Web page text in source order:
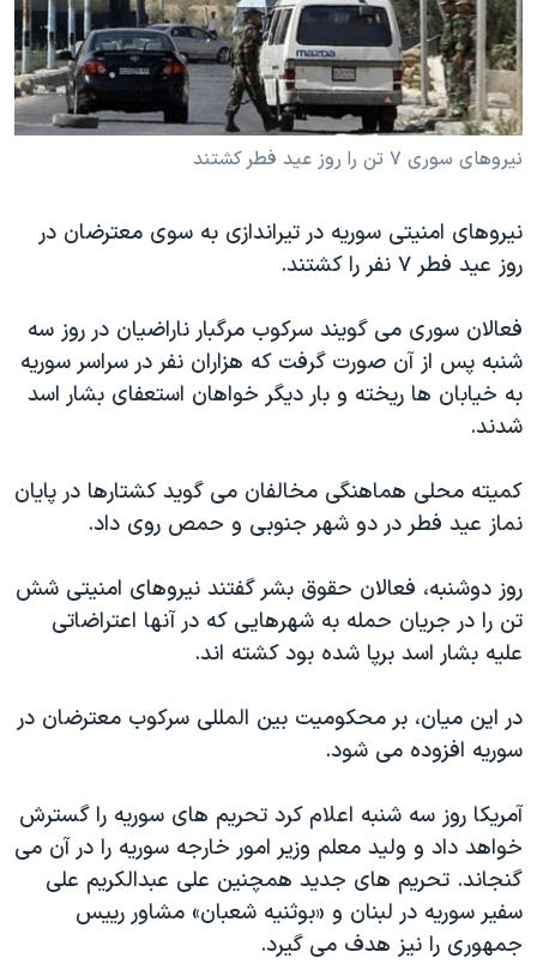
فرهنگ و زندگی
حقوق شهروندی
اقتصادی
علم و فناوری
گالری عکس
آرشیو پخش زنده
مستندها
انتخابات ریاست جمهوری آمریکا ۲۰۲۴
حمله جمهوری اسلامی به اسرائیل
رمز مهسا
اعتراضات زن، زندگی، آزادی
مجموعه مستندهای دادخواهی
تریبونال مردمی آبان ۹۸
دادگاه حمید نوری
چهل سال گروگان‌گیری
اعتراضات مردمی آبان ۹۸
اسرائیل در جنگ
نرگس محمدی برنده جایزه نوبل صلح
همایش محافظه‌کاران آمریکا «سی‌پک»
صفحه‌های ویژه
سفر پرزیدنت ترامپ به چین
دنبال کنید
نیروهای سوری ۷ تن را روز عید فطر کشتند
نیروهای امنیتی سوریه در تیراندازی به سوی معترضان در
روز عید فطر ۷ نفر را کشتند.
فعالان سوری می گویند سرکوب مرگبار ناراضیان در روز سه
شنبه پس از آن صورت گرفت که هزاران نفر در سراسر سوریه
به خیابان ها ریخته و بار دیگر خواهان استعفای بشار اسد
شدند.
کمیته محلی هماهنگی مخالفان می گوید کشتارها در پایان
نماز عید فطر در دو شهر جنوبی و حمص روی داد.
روز دوشنبه، فعالان حقوق بشر گفتند نیروهای امنیتی شش
تن را در جریان حمله به شهرهایی که در آنها اعتراضاتی
علیه بشار اسد برپا شده بود کشته اند.
در این میان، بر محکومیت بین المللی سرکوب معترضان در
سوریه افزوده می شود.
آمریکا روز سه شنبه اعلام کرد تحریم های سوریه را گسترش
خواهد داد و ولید معلم وزیر امور خارجه سوریه را در آن می
گنجاند. تحریم های جدید همچنین علی عبدالکریم علی
سفیر سوریه در لبنان و «بوثنیه شعبان» مشاور رییس
جمهوری را نیز هدف می گیرد.